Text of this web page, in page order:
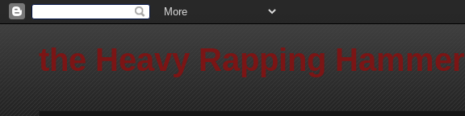
the Heavy Rapping Hammer